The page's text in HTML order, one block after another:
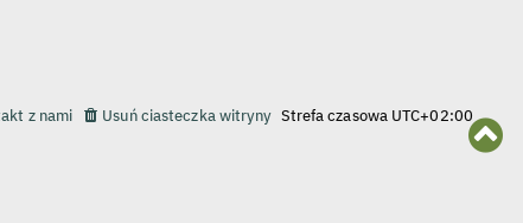
N
Strefa czasowa UTC+02:00
Usuń ciasteczka witryny
z nami